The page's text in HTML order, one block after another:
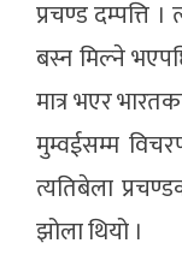
प्रचण्ड दम्पत्ति
बस्न मिल्ने
मात्र भएर
मुम्वईसम्म
त्यतिबेला
झोला थियो ।